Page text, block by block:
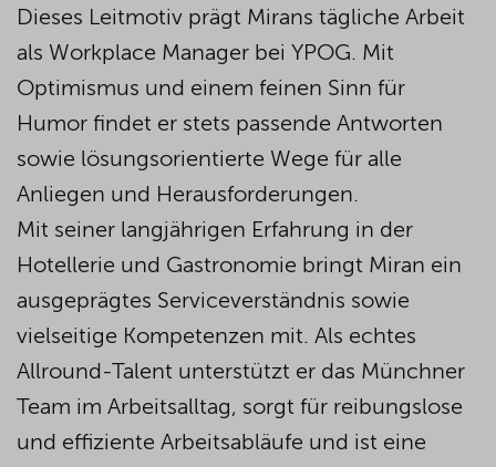
Dieses Leitmotiv prägt Mirans tägliche Arbeit
als Workplace Manager bei YPOG. Mit
Optimismus und einem feinen Sinn für
Humor findet er stets passende Antworten
sowie lösungsorientierte Wege für alle
Anliegen und Herausforderungen.
Mit seiner langjährigen Erfahrung in der
Hotellerie und Gastronomie bringt Miran ein
ausgeprägtes Serviceverständnis sowie
vielseitige Kompetenzen mit. Als echtes
Allround-Talent unterstützt er das Münchner
Team im Arbeitsalltag, sorgt für reibungslose
und effiziente Arbeitsabläufe und ist eine